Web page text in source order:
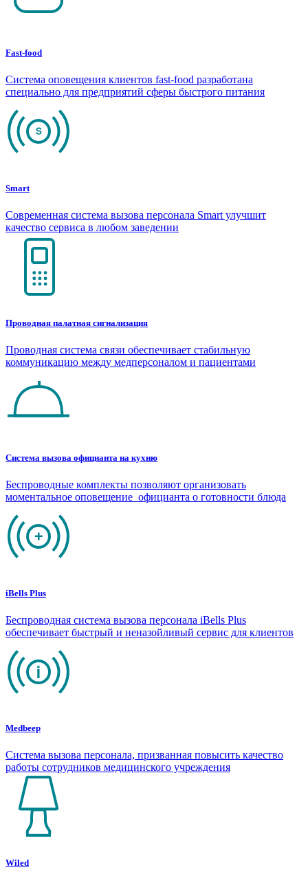
Fast-food
Система оповещения клиентов fast-food разработана
специально для предприятий сферы быстрого питания
Smart
Современная система вызова персонала Smart улучшит
качество сервиса в любом заведении
Проводная палатная сигнализация
Проводная система связи обеспечивает стабильную
коммуникацию между медперсоналом и пациентами
Система вызова официанта на кухню
Беспроводные комплекты позволяют организовать
моментальное оповещение официанта о готовности блюда
iBells Plus
Беспроводная система вызова персонала iBells Plus
обеспечивает быстрый и неназойливый сервис для клиентов
Medbeep
Система вызова персонала, призванная повысить качество
работы сотрудников медицинского учреждения
Wiled